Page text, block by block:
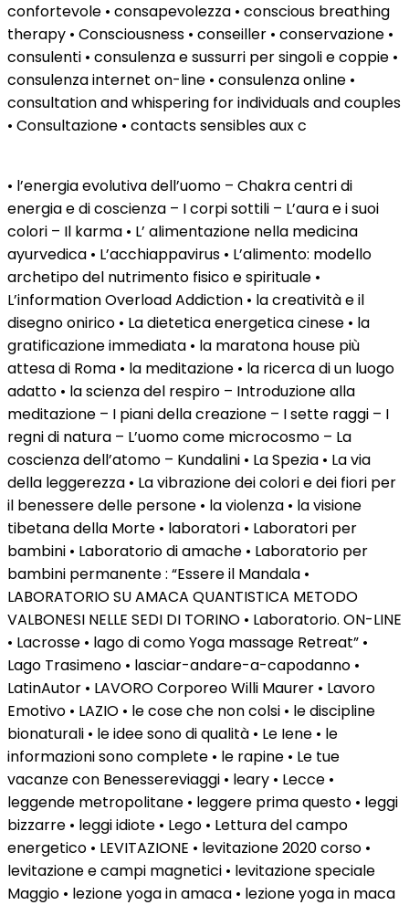
confortevole • consapevolezza • conscious breathing
therapy • Consciousness • conseiller • conservazione •
consulenti • consulenza e sussurri per singoli e coppie •
consulenza internet on-line • consulenza online •
consultation and whispering for individuals and couples
• Consultazione • contacts sensibles aux c
• l’energia evolutiva dell’uomo – Chakra centri di
energia e di coscienza – I corpi sottili – L’aura e i suoi
colori – Il karma • L’ alimentazione nella medicina
ayurvedica • L’acchiappavirus • L’alimento: modello
archetipo del nutrimento fisico e spirituale •
L’information Overload Addiction • la creatività e il
disegno onirico • La dietetica energetica cinese • la
gratificazione immediata • la maratona house più
attesa di Roma • la meditazione • la ricerca di un luogo
adatto • la scienza del respiro – Introduzione alla
meditazione – I piani della creazione – I sette raggi – I
regni di natura – L’uomo come microcosmo – La
coscienza dell’atomo – Kundalini • La Spezia • La via
della leggerezza • La vibrazione dei colori e dei fiori per
il benessere delle persone • la violenza • la visione
tibetana della Morte • laboratori • Laboratori per
bambini • Laboratorio di amache • Laboratorio per
bambini permanente : “Essere il Mandala •
LABORATORIO SU AMACA QUANTISTICA METODO
VALBONESI NELLE SEDI DI TORINO • Laboratorio. ON-LINE
• Lacrosse • lago di como Yoga massage Retreat” •
Lago Trasimeno • lasciar-andare-a-capodanno •
LatinAutor • LAVORO Corporeo Willi Maurer • Lavoro
Emotivo • LAZIO • le cose che non colsi • le discipline
bionaturali • le idee sono di qualità • Le Iene • le
informazioni sono complete • le rapine • Le tue
vacanze con Benessereviaggi • leary • Lecce •
leggende metropolitane • leggere prima questo • leggi
bizzarre • leggi idiote • Lego • Lettura del campo
energetico • LEVITAZIONE • levitazione 2020 corso •
levitazione e campi magnetici • levitazione speciale
Maggio • lezione yoga in amaca • lezione yoga in maca